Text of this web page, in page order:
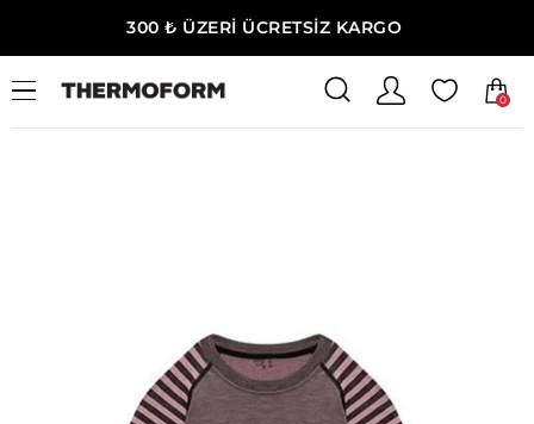
300 ₺ ÜZERİ ÜCRETSİZ KARGO
0
Ana Sayfa Çocuk Termal İçlik Seti